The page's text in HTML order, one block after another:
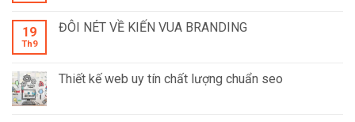
19
Th9
ĐÔI NÉT VỀ KIẾN VUA BRANDING
Thiết kế web uy tín chất lượng chuẩn seo